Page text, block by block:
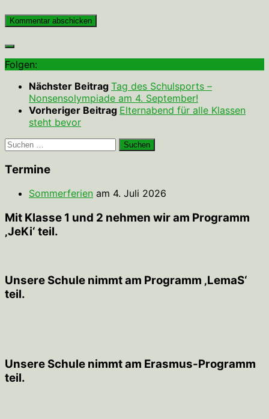
Folgen:
Nächster Beitrag Tag des Schulsports –
Nonsensolympiade am 4. September!
Vorheriger Beitrag Elternabend für alle Klassen
steht bevor
Suchen
Termine
Sommerferien am 4. Juli 2026
Mit Klasse 1 und 2 nehmen wir am Programm
‚JeKi‘ teil.
Unsere Schule nimmt am Programm ‚LemaS‘
teil.
Unsere Schule nimmt am Erasmus-Programm
teil.